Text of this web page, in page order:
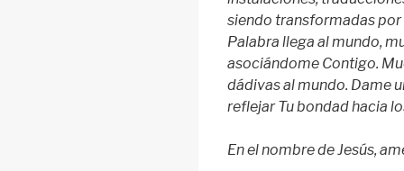
siendo transformadas por
Palabra llega al mundo,
asociándome Contigo.
dádivas al mundo. Dame
reflejar Tu bondad hacia
En el nombre de Jesús,